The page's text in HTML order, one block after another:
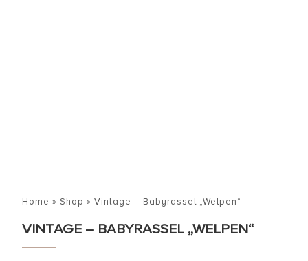
Home » Shop » Vintage – Babyrassel „Welpen“
VINTAGE – BABYRASSEL „WELPEN“